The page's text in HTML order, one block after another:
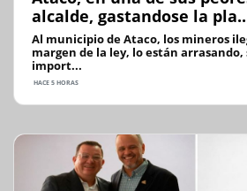
alcalde, gastandose la
Al municipio de Ataco, los mineros
margen de la ley, lo están
import...
HACE 5 HORAS